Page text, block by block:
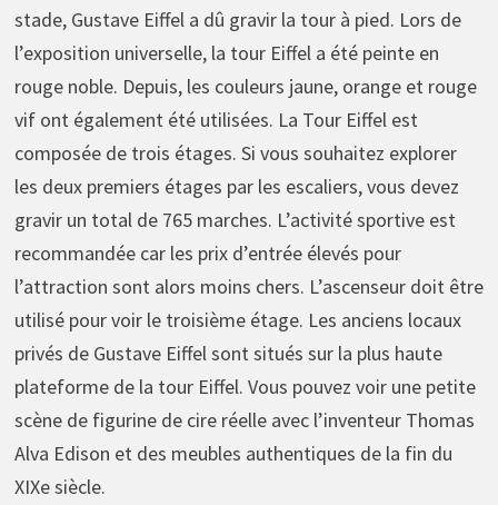
stade, Gustave Eiffel a dû gravir la tour à pied. Lors de
l’exposition universelle, la tour Eiffel a été peinte en
rouge noble. Depuis, les couleurs jaune, orange et rouge
vif ont également été utilisées. La Tour Eiffel est
composée de trois étages. Si vous souhaitez explorer
les deux premiers étages par les escaliers, vous devez
gravir un total de 765 marches. L’activité sportive est
recommandée car les prix d’entrée élevés pour
l’attraction sont alors moins chers. L’ascenseur doit être
utilisé pour voir le troisième étage. Les anciens locaux
privés de Gustave Eiffel sont situés sur la plus haute
plateforme de la tour Eiffel. Vous pouvez voir une petite
scène de figurine de cire réelle avec l’inventeur Thomas
Alva Edison et des meubles authentiques de la fin du
XIXe siècle.